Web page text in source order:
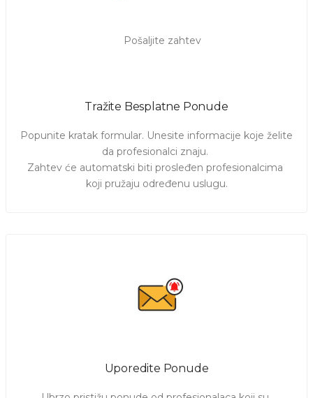
Pripreme za testove i ispite. Lako pronađite
Pošaljite zahtev i pogledajte ponudeprofesora, nastavnika
i predavača statistike u Beogradu
. Pogledajte njihove
profile, kao i
cene privatnih časova statistike.
Promenite grad klikom
ovde
Tražite Besplatne Ponude
Popunite kratak formular. Unesite informacije koje želite
da profesionalci znaju.
Zahtev će automatski biti prosleđen profesionalcima
koji pružaju određenu uslugu.
Uporedite Ponude